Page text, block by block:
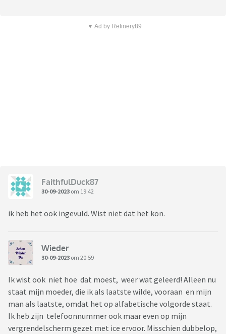
▼ Ad by Refinery89
FaithfulDuck87
30-09-2023 om 19:42
ik heb het ook ingevuld. Wist niet dat het kon.
Wieder
30-09-2023 om 20:59
Ik wist ook niet hoe dat moest, weer wat geleerd! Alleen nu
staat mijn moeder, die ik als laatste wilde, vooraan en mijn
man als laatste, omdat het op alfabetische volgorde staat.
Ik heb zijn telefoonnummer ook maar even op mijn
vergrendelscherm gezet met ice ervoor. Misschien dubbelop,